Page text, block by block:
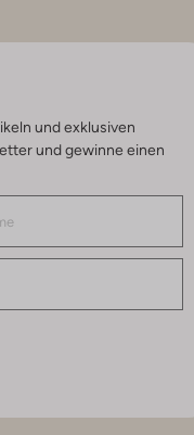
und exklusiven
und gewinne einen